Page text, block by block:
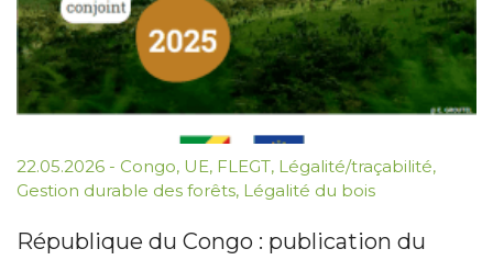
22.05.2026 - Congo, UE, FLEGT, Légalité/traçabilité,
Gestion durable des forêts, Légalité du bois
République du Congo : publication du